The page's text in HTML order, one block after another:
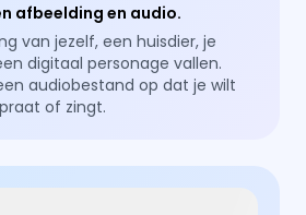
afbeelding en audio.
van jezelf, een huisdier, je
digitaal personage vallen.
audiobestand op dat je wilt
of zingt.